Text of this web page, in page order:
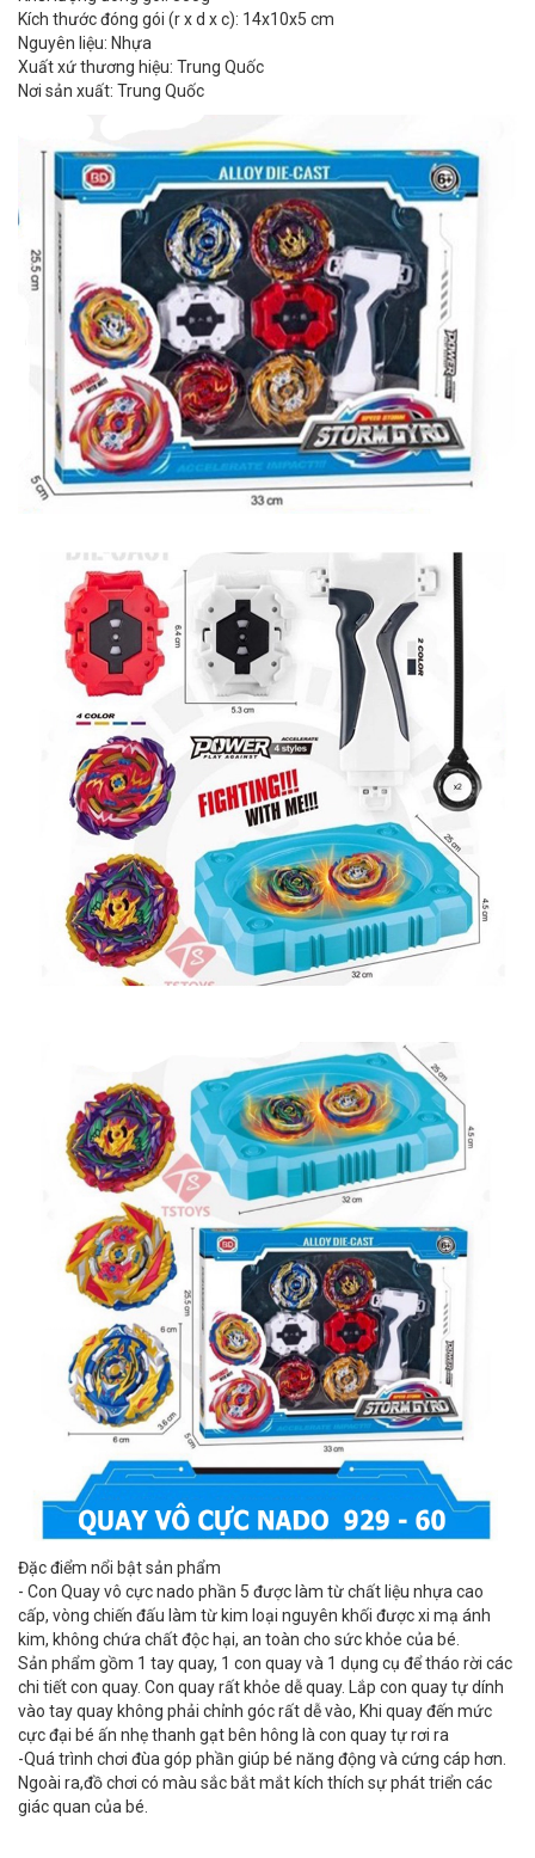
Kích thước đóng gói (r x d x c): 14x10x5 cm
Nguyên liệu: Nhựa
Xuất xứ thương hiệu: Trung Quốc
Nơi sản xuất: Trung Quốc
Đặc điểm nổi bật sản phẩm
- Con Quay vô cực nado phần 5 được làm từ chất liệu nhựa cao
cấp, vòng chiến đấu làm từ kim loại nguyên khối được xi mạ ánh
kim, không chứa chất độc hại, an toàn cho sức khỏe của bé.
Sản phẩm gồm 1 tay quay, 1 con quay và 1 dụng cụ để tháo rời các
chi tiết con quay. Con quay rất khỏe dễ quay. Lắp con quay tự dính
vào tay quay không phải chỉnh góc rất dễ vào, Khi quay đến mức
cực đại bé ấn nhẹ thanh gạt bên hông là con quay tự rơi ra
-Quá trình chơi đùa góp phần giúp bé năng động và cứng cáp hơn.
Ngoài ra,đồ chơi có màu sắc bắt mắt kích thích sự phát triển các
giác quan của bé.